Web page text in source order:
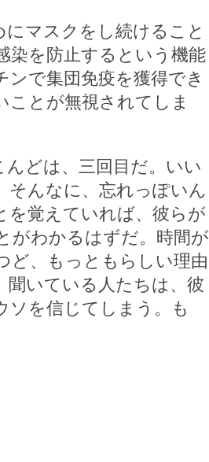
マスクをし続けること
染を防止するという機能
で集団免疫を獲得でき
ことが無視されてしま
どは、三回目だ。いい
そんなに、忘れっぽいん
を覚えていれば、彼らが
がわかるはずだ。時間が
ど、もっともらしい理由
聞いている人たちは、彼
ソを信じてしまう。も